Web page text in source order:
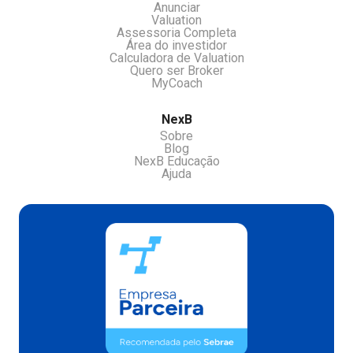
Anunciar
Valuation
Assessoria Completa
Área do investidor
Calculadora de Valuation
Quero ser Broker
MyCoach
NexB
Sobre
Blog
NexB Educação
Ajuda